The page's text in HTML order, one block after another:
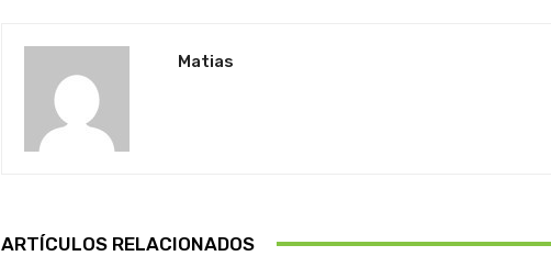
Matias
ARTÍCULOS RELACIONADOS